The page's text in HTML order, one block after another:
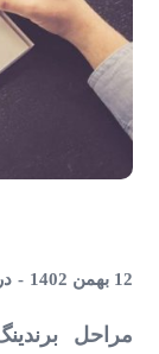
12 بهمن 1402
مراحل